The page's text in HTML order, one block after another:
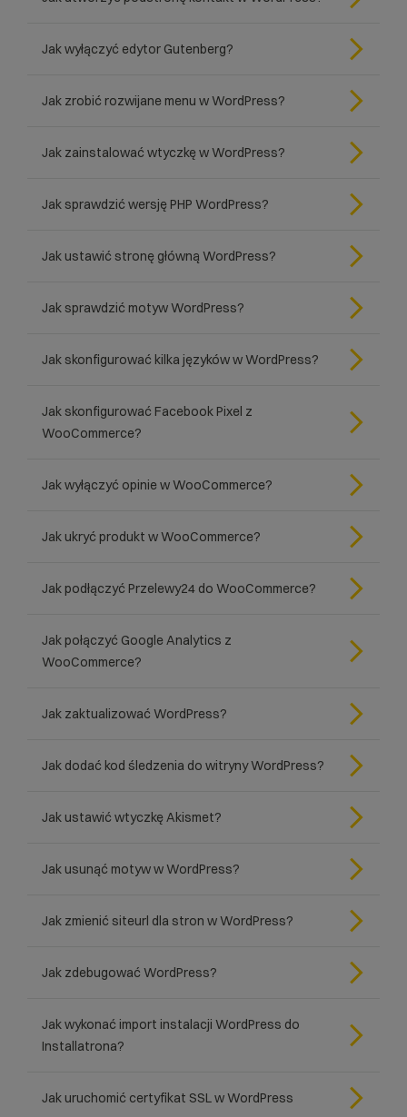
Jak wyłączyć edytor Gutenberg?
Jak zrobić rozwijane menu w WordPress?
Jak zainstalować wtyczkę w WordPress?
Jak sprawdzić wersję PHP WordPress?
Jak ustawić stronę główną WordPress?
Jak sprawdzić motyw WordPress?
Jak skonfigurować kilka języków w WordPress?
Jak skonfigurować Facebook Pixel z
WooCommerce?
Jak wyłączyć opinie w WooCommerce?
Jak ukryć produkt w WooCommerce?
Jak podłączyć Przelewy24 do WooCommerce?
Jak połączyć Google Analytics z
WooCommerce?
Jak zaktualizować WordPress?
Jak dodać kod śledzenia do witryny WordPress?
Jak ustawić wtyczkę Akismet?
Jak usunąć motyw w WordPress?
Jak zmienić siteurl dla stron w WordPress?
Jak zdebugować WordPress?
Jak wykonać import instalacji WordPress do
Installatrona?
Jak uruchomić certyfikat SSL w WordPress